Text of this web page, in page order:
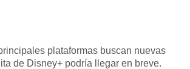
plataformas buscan nuevas
de Disney+ podría llegar en breve.